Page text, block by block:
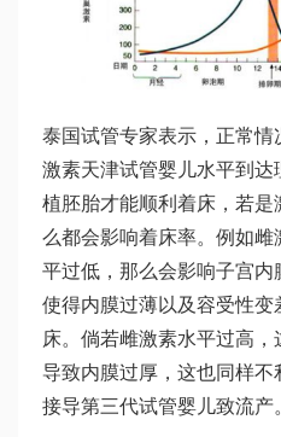
泰国试管专家表示，正常
激素天津试管婴儿水平到达
植胚胎才能顺利着床，若
么都会影响着床率。例如
平过低，那么会影响子宫内
使得内膜过薄以及容受性
床。倘若雌激素水平过高，
导致内膜过厚，这也同样
接导第三代试管婴儿致流产